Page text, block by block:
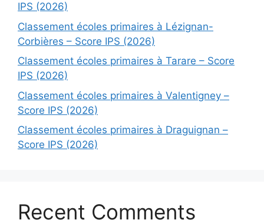
IPS (2026)
Classement écoles primaires à Lézignan-
Corbières – Score IPS (2026)
Classement écoles primaires à Tarare – Score
IPS (2026)
Classement écoles primaires à Valentigney –
Score IPS (2026)
Classement écoles primaires à Draguignan –
Score IPS (2026)
Recent Comments